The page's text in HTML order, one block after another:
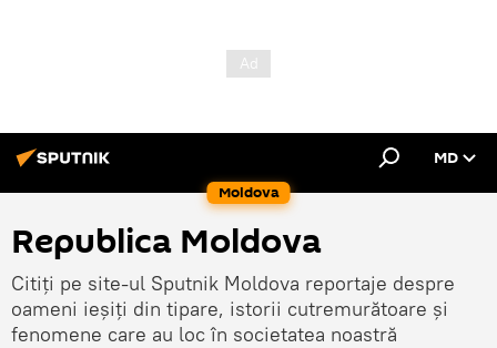
Moldova
MD
Republica Moldova
Citiți pe site-ul Sputnik Moldova reportaje despre
oameni ieșiți din tipare, istorii cutremurătoare și
fenomene care au loc în societatea noastră